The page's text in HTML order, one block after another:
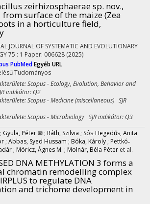
zeirhizosphaerae sp. nov.,
surface of the maize (Zea
in a horticulture field,
JOURNAL OF SYSTEMATIC AND EVOLUTIONARY
75 : 1 Paper: 006628 (2025)
PubMedEgyéb URL
Tudományos
Scopus - Ecology, Evolution, Behavior and
indikátor: Q2
Scopus - Medicine (miscellaneous) SJR
Scopus - Microbiology SJR indikátor: Q3
; Gyula, Péter ✉ ; Ráth, Szilvia ; Sós‐Hegedűs, Anita
; Abbas, Syed Hussam ; Bóka, Károly ; Pettkó‐
; Móricz, Ágnes M. ; Molnár, Béla Péter et al.
DNA METHYLATION 3 forms a
chromatin remodelling complex
to regulate DNA
and trichome development in